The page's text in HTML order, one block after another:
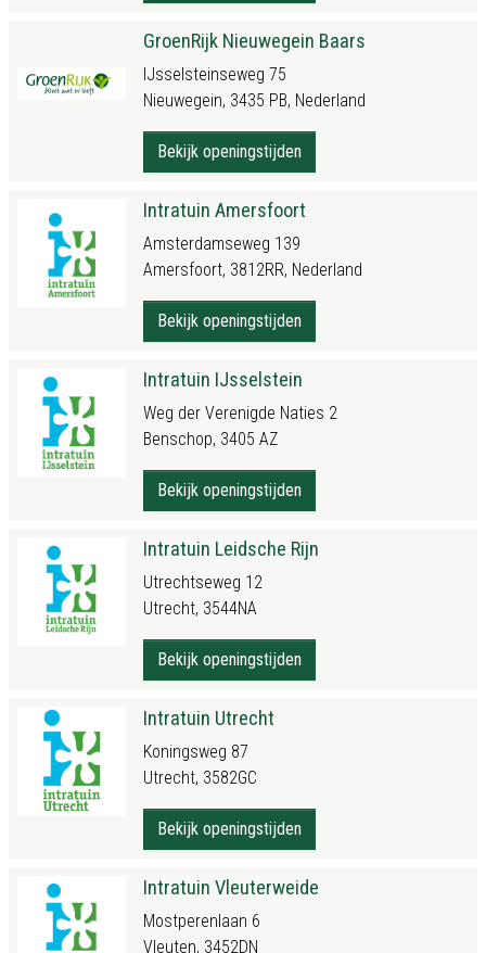
GroenRijk Nieuwegein Baars
IJsselsteinseweg 75
Nieuwegein, 3435 PB, Nederland
Bekijk openingstijden
Intratuin Amersfoort
Amsterdamseweg 139
Amersfoort, 3812RR, Nederland
Bekijk openingstijden
Intratuin IJsselstein
Weg der Verenigde Naties 2
Benschop, 3405 AZ
Bekijk openingstijden
Intratuin Leidsche Rijn
Utrechtseweg 12
Utrecht, 3544NA
Bekijk openingstijden
Intratuin Utrecht
Koningsweg 87
Utrecht, 3582GC
Bekijk openingstijden
Intratuin Vleuterweide
Mostperenlaan 6
Vleuten, 3452DN